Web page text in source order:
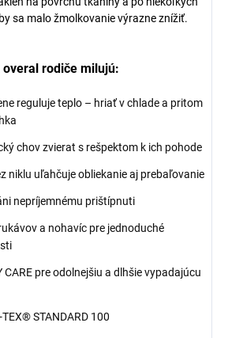
sa malo žmolkovanie výrazne znížiť.
rodiče milujú:
reguluje teplo – hriať v chlade a pritom
chov zvierat s rešpektom k ich pohode
niklu uľahčuje obliekanie aj prebaľovanie
nepríjemnému prištípnuti
a nohavíc pre jednoduché
CARE pre odolnejšiu a dlhšie vypadajúcu
STANDARD 100